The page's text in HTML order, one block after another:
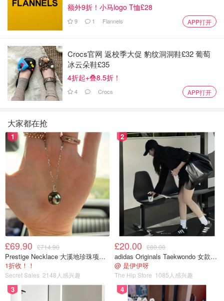
额外9折！小马logo T恤£28
9 1 Flannels APP打开
Crocs官网 返校季大促 豹纹洞洞鞋£32 葡萄
冰云朵鞋£35
4折起+叠8.5折！
4 Crocs APP打开
大家都在抢
1
£69.90 £714.90
Prestige Necklace 大溪地珍珠项链 10-11mm
1折收！！
Secret Sales 2148人感兴趣
2
£20.00 £80.00
adidas Originals Taekwondo 女款黑色运动鞋
@ 是伊伊呀
The Hip Store 1085人感兴趣
3 4